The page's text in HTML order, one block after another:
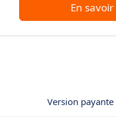
En
Version payante